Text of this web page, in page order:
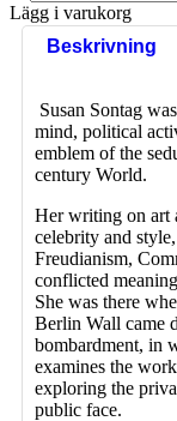
Lägg i varukorg
Beskrivning
Susan Sontag
mind, political
emblem of the
century World.
Her writing on art
celebrity and
Freudianism,
conflicted
She was there
Berlin Wall came
bombardment, in
examines the
exploring the
public face.